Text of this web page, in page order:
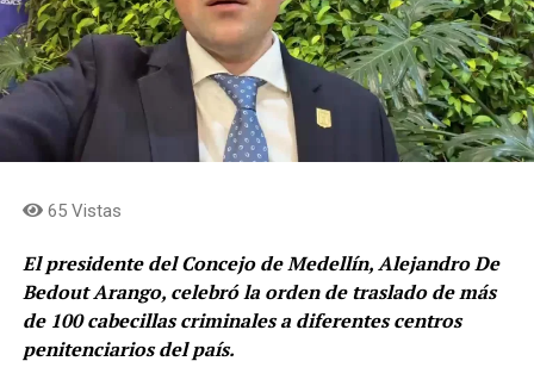
65 Vistas
El presidente del Concejo de Medellín, Alejandro De
Bedout Arango, celebró la orden de traslado de más
de 100 cabecillas criminales a diferentes centros
penitenciarios del país.